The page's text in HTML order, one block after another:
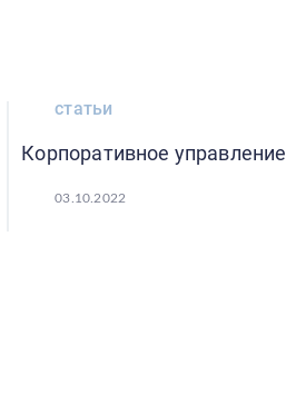
статьи
Корпоративное управление
03.10.2022